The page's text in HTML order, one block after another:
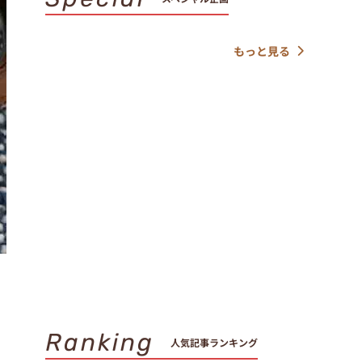
もっと見る
Ranking 人気記事ランキング